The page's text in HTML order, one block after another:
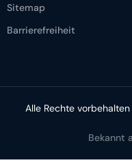
Sitemap
Barrierefreiheit
Alle Rechte
Bekannt